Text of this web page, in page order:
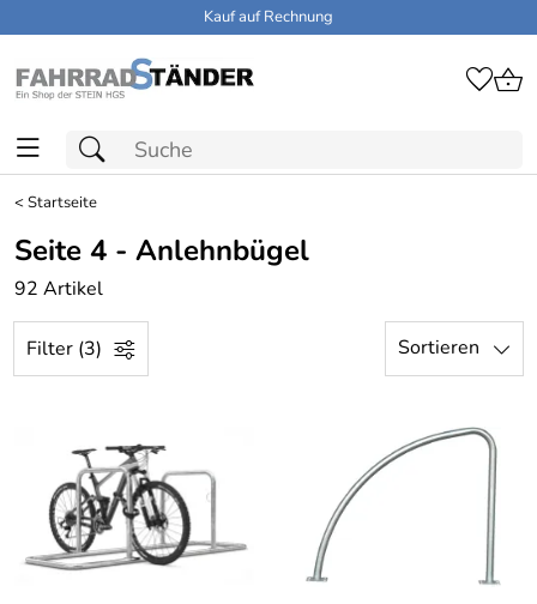
Kauf auf Rechnung
<Startseite
Seite 4 - Anlehnbügel
92 Artikel
Filter (3) Sortieren